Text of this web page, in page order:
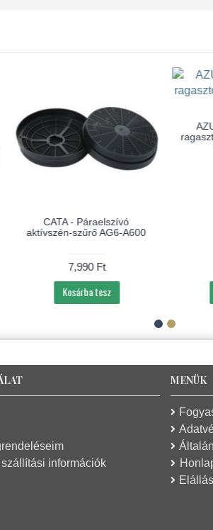
CATA - Páraelszívó
aktívszén-szűrő AG6-A600
7,990 Ft
Kosárba tesz
információk
MENÜK